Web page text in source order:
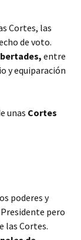
Cortes, las
de voto.
entre
y equiparación
unas Cortes
poderes y
pero
las Cortes.